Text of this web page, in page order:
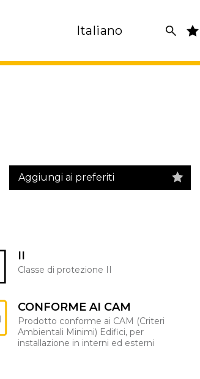
Italiano
Aggiungi ai preferiti
II
Classe di protezione II
CONFORME AI CAM
Prodotto conforme ai CAM (Criteri
Ambientali Minimi) Edifici, per
installazione in interni ed esterni